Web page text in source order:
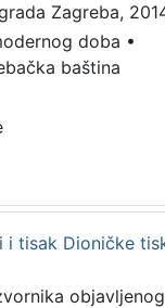
Zagreba,
doba •
baština
i tisak Dioničke